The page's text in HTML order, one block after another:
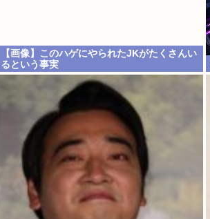
【画像】このハゲにやられたJKがたくさんい
るという事実